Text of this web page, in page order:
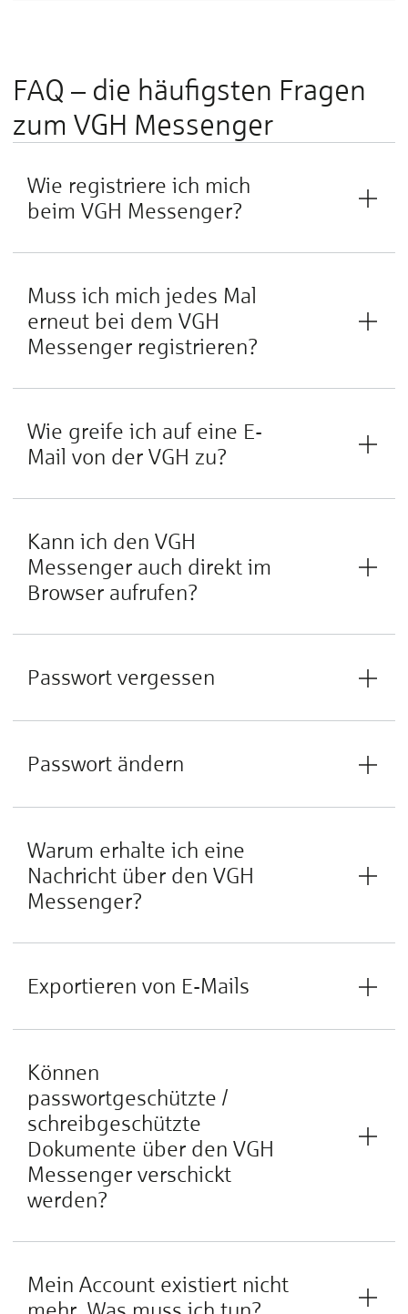
FAQ – die häufigsten Fragen
zum VGH Messenger
Wie registriere ich mich
beim VGH Messenger?
Muss ich mich jedes Mal
erneut bei dem VGH
Messenger registrieren?
Wie greife ich auf eine E-
Mail von der VGH zu?
Kann ich den VGH
Messenger auch direkt im
Browser aufrufen?
Passwort vergessen
Passwort ändern
Warum erhalte ich eine
Nachricht über den VGH
Messenger?
Exportieren von E-Mails
Können
passwortgeschützte /
schreibgeschützte
Dokumente über den VGH
Messenger verschickt
werden?
Mein Account existiert nicht